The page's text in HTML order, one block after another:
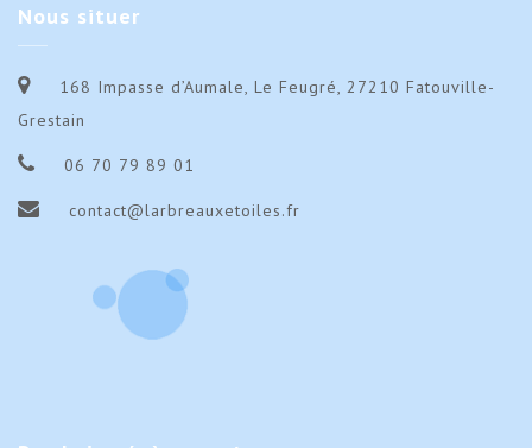
Nous situer
168 Impasse d’Aumale, Le Feugré, 27210 Fatouville-
Grestain
06 70 79 89 01
contact@larbreauxetoiles.fr